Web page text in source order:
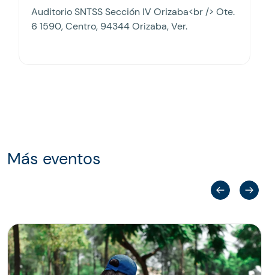
Auditorio SNTSS Sección IV Orizaba<br /> Ote.
6 1590, Centro, 94344 Orizaba, Ver.
Más eventos